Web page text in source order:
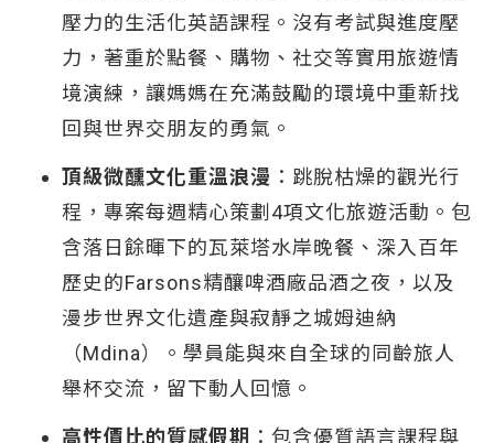
壓力的生活化英語課程。沒有考試與進度壓
力，著重於點餐、購物、社交等實用旅遊情
境演練，讓媽媽在充滿鼓勵的環境中重新找
回與世界交朋友的勇氣。
頂級微醺文化重溫浪漫 ：跳脫枯燥的觀光行
程，專案每週精心策劃4項文化旅遊活動。包
含落日餘暉下的瓦萊塔水岸晚餐、深入百年
歷史的Farsons精釀啤酒廠品酒之夜，以及
漫步世界文化遺產與寂靜之城姆迪納
（Mdina）。學員能與來自全球的同齡旅人
舉杯交流，留下動人回憶。
高性價比的質感假期 ：包含優質語言課程與